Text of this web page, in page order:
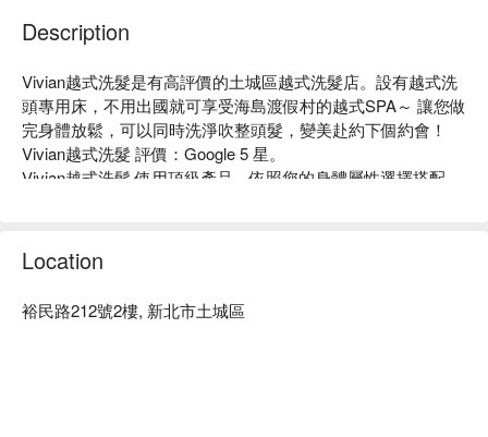
Description
Vivian越式洗髮是有高評價的土城區越式洗髮店。設有越式洗
頭專用床，不用出國就可享受海島渡假村的越式SPA～ 讓您做
完身體放鬆，可以同時洗淨吹整頭髮，變美赴約下個約會！
Vivian越式洗髮 評價：Google 5 星。
Vivian越式洗髮 使用頂級產品，依照您的身體屬性選擇搭配，
優惠立刻查看⬇︎
Location
裕民路212號2樓, 新北市土城區